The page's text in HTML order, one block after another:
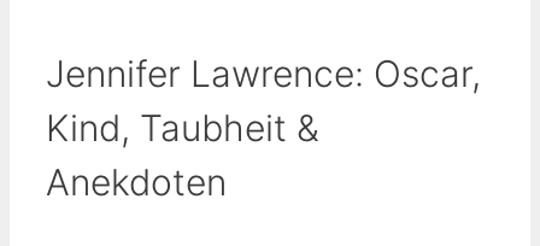
Jennifer Lawrence: Oscar,
Kind, Taubheit &
Anekdoten